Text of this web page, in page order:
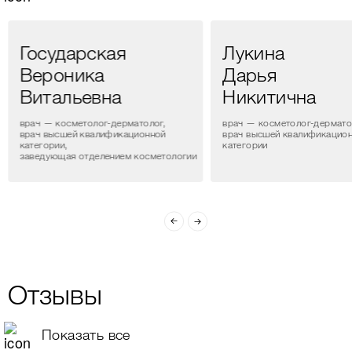
Государская
Вероника
Витальевна
врач — косметолог-дерматолог,
врач высшей квалификационной
категории,
заведующая отделением косметологии
Лукина
Дарья
Никитична
врач — косметолог-
врач высшей
категории
Отзывы
Показать все